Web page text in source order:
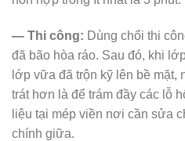
— Thi công: Dùng chổi thi
đã bão hòa ráo. Sau đó, khi
lớp vữa đã trộn kỹ lên bề
trát hơn là để trám đầy các lỗ
liệu tại mép viền nơi cần sửa
chính giữa.